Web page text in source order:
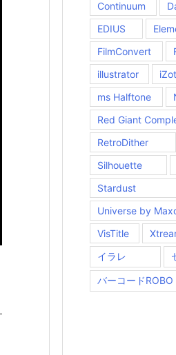
Continuum
EDIUS
FilmConvert
illustrator
ms Halftone
Red Giant
RetroDither
Silhouette
Stardust
Universe by
VisTitle
イラレ
バーコードROBO